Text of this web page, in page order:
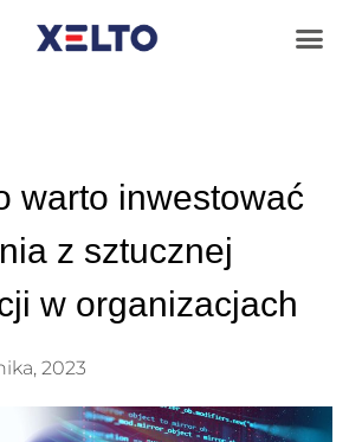
warto inwestować
z sztucznej
w organizacjach
2023